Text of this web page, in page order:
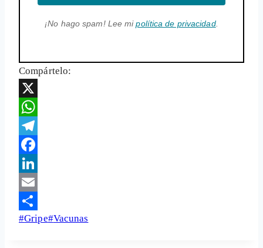
¡No hago spam! Lee mipolítica de privacidad.
Compártelo:
X
WhatsApp
Telegram
Facebook
LinkedIn
Email
Share
Etiquetas
#Gripe#Vacunas